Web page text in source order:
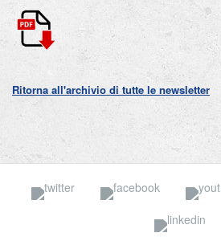
Ritorna all'archivio di tutte le newsletter
Twitter Facebook